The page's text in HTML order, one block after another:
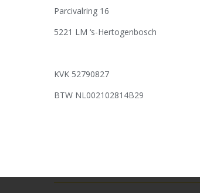
Parcivalring 16
5221 LM ‘s-Hertogenbosch
KVK 52790827
BTW NL002102814B29